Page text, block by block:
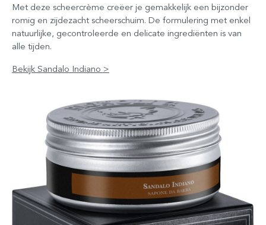
Met deze scheercrème creëer je gemakkelijk een bijzonder
romig en zijdezacht scheerschuim. De formulering met enkel
natuurlijke, gecontroleerde en delicate ingrediënten is van
alle tijden.
Bekijk Sandalo Indiano >